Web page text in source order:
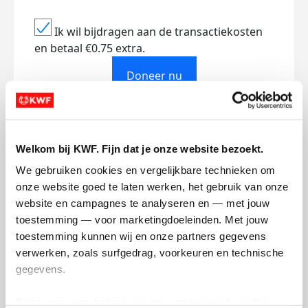
Welkom bij KWF. Fijn dat je onze website bezoekt.
We gebruiken cookies en vergelijkbare technieken om
onze website goed te laten werken, het gebruik van onze
website en campagnes te analyseren en — met jouw
toestemming — voor marketingdoeleinden. Met jouw
toestemming kunnen wij en onze partners gegevens
verwerken, zoals surfgedrag, voorkeuren en technische
gegevens.
Ik wil bijdragen aan de transactiekosten
en betaal €0.75 extra.
Doneer nu
€140 €140
Doneer
Updates